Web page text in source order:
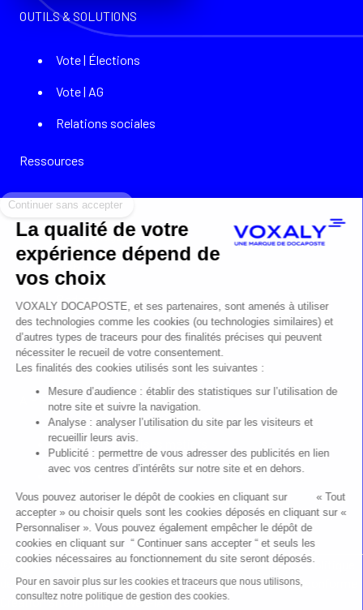
OUTILS & SOLUTIONS
Vote | Élections
Vote | AG
Relations sociales
Ressources
Cas clients
Témoignages
Podcasts
Livres blancs
Infographies
A PROPOS
Voxaly, 2 expertises métiers
Équipes
Nous rejoindre
Partenaires
© Voxaly | Mentions légales|Politique de confidentialité|Politique
de gestion des cookies|Plan du site|Accessibilité : non conforme
Création site internet :Web-IA
La qualité de votre
expérience dépend de
vos choix
VOXALY DOCAPOSTE, et ses partenaires, sont amenés à utiliser
des technologies comme les cookies (ou technologies similaires) et
d’autres types de traceurs pour des finalités précises qui peuvent
nécessiter le recueil de votre consentement.
Les finalités des cookies utilisés sont les suivantes :
Mesure d’audience : établir des statistiques sur l’utilisation de
notre site et suivre la navigation.
Analyse : analyser l’utilisation du site par les visiteurs et
recueillir leurs avis.
Publicité : permettre de vous adresser des publicités en lien
avec vos centres d’intérêts sur notre site et en dehors.
Vous pouvez autoriser le dépôt de cookies en cliquant sur « Tout
accepter » ou choisir quels sont les cookies déposés en cliquant sur «
Personnaliser ». Vous pouvez également empêcher le dépôt de
cookies en cliquant sur “ Continuer sans accepter “ et seuls les
cookies nécessaires au fonctionnement du site seront déposés.
Pour en savoir plus sur les cookies et traceurs que nous utilisons,
consultez notre politique de gestion des cookies.